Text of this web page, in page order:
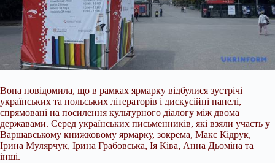
Вона повідомила, що в рамках ярмарку відбулися зустрічі
українських та польських літераторів і дискусійні панелі,
спрямовані на посилення культурного діалогу між двома
державами. Серед українських письменників, які взяли участь у
Варшавському книжковому ярмарку, зокрема, Макс Кідрук,
Ірина Мулярчук, Ірина Грабовська, Ія Ківа, Анна Дьоміна та
інші.